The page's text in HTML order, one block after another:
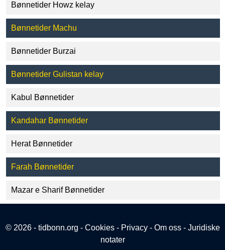
Bønnetider Howz kelay
Bønnetider Machu
Bønnetider Burzai
Bønnetider Gulistan kelay
Kabul Bønnetider
Kandahar Bønnetider
Herat Bønnetider
Farah Bønnetider
Mazar e Sharif Bønnetider
© 2026 - tidbonn.org - Cookies- Privacy- Om oss- Juridiske
notater